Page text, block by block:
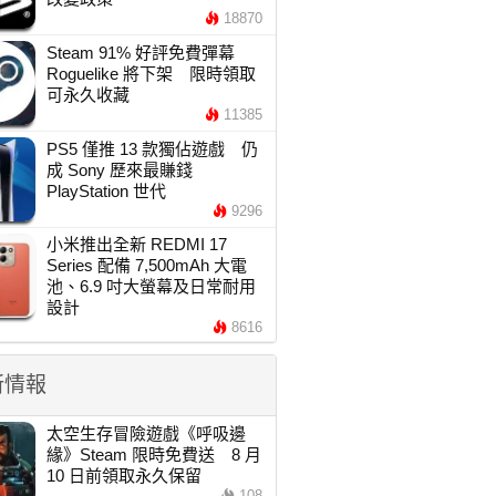
18870
Steam 91% 好評免費彈幕
Roguelike 將下架 限時領取
可永久收藏
11385
PS5 僅推 13 款獨佔遊戲 仍
成 Sony 歷來最賺錢
PlayStation 世代
9296
小米推出全新 REDMI 17
Series 配備 7,500mAh 大電
池、6.9 吋大螢幕及日常耐用
設計
8616
報
太空生存冒險遊戲《呼吸邊
緣》Steam 限時免費送 8 月
10 日前領取永久保留